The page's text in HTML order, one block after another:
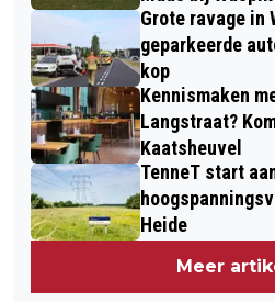
Grote ravage in
geparkeerde
kop
Kennismaken
Langstraat?
Kaatsheuvel
TenneT start
Heide
Meer